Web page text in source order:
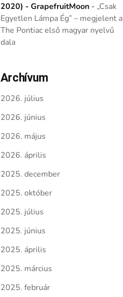
2020) - GrapefruitMoon- „Csak
Egyetlen Lámpa Ég” – megjelent a
The Pontiac első magyar nyelvű
dala
Archívum
2026. július
2026. június
2026. május
2026. április
2025. december
2025. október
2025. július
2025. június
2025. április
2025. március
2025. február